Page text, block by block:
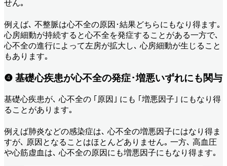
せん｡
例えば､ 不整脈は心不全の原因･結果どちらにもなり得ます｡
心房細動が持続すると心不全を発症することがある一方で､
心不全の進行によって左房が拡大し､ 心房細動が生じること
もあります｡
❹ 基礎心疾患が心不全の発症･増悪いずれにも関与
基礎心疾患が､ 心不全の ｢原因｣ にも ｢増悪因子｣ にもなり得
ることがあります｡
例えば肺炎などの感染症は､ 心不全の増悪因子にはなり得ま
すが､ 原因となることはほとんどありません｡ 一方､ 高血圧
や心筋虚血は､ 心不全の原因にも増悪因子にもなり得ます｡